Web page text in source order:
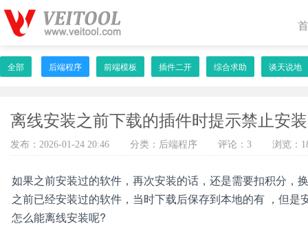
全部 后端程序 前端模板 插件二开 综合求助 谈天说地
离线安装之前下载的插件时提示禁止安
发布：2026-01-24 20:46 分类：后端程序 评论：3 浏览：
如果之前安装过的软件，再次安装的话，还是需要扣积分，
之前已经安装过的软件，当时下载后保存到本地的有 ，但
怎么能离线安装呢?